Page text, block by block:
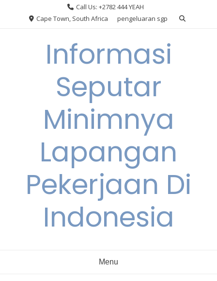
Call Us: +2782 444 YEAH
Cape Town, South Africa
pengeluaran sgp
Informasi
Seputar
Minimnya
Lapangan
Pekerjaan Di
Indonesia
Menu